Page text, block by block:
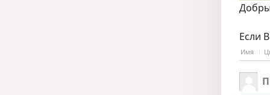
Если
Имя